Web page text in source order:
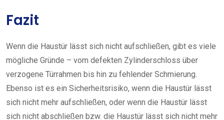
Fazit
Wenn die Haustür lässt sich nicht aufschließen, gibt es viele
mögliche Gründe – vom defekten Zylinderschloss über
verzogene Türrahmen bis hin zu fehlender Schmierung.
Ebenso ist es ein Sicherheitsrisiko, wenn die Haustür lässt
sich nicht mehr aufschließen, oder wenn die Haustür lässt
sich nicht abschließen bzw. die Haustür lässt sich nicht mehr